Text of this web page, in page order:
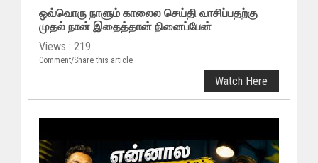
ஒவ்வொரு நாளும் காலைல செய்தி வாசிப்பதற்கு
முதல் நான் இதைத்தான் நினைப்பேன்
Views : 219
Comment/Share this article
Watch Here